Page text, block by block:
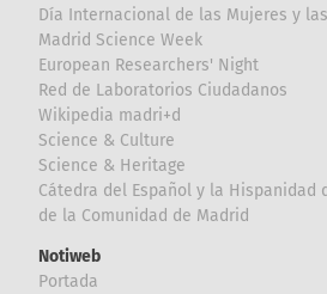
Día Internacional de las Mujeres y
Madrid Science Week
European Researchers' Night
Red de Laboratorios Ciudadanos
Wikipedia madri+d
Science & Culture
Science & Heritage
Cátedra del Español y la Hispanidad
de la Comunidad de Madrid
Notiweb
Portada